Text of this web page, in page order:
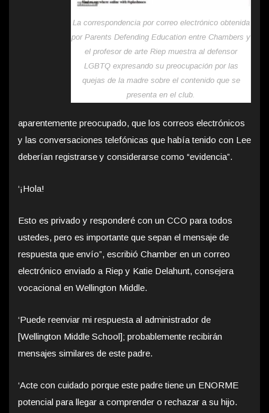
La correspondencia por correo electrónico obtenida
por Parents Defending Education entre Chambers y
el profesor de arte Riep muestra al defensor
LGBTQ expresando su preocupación por las
quejas de la madre sobre el contenido que se
presenta en el club.
aparentemente preocupado, que los correos electrónicos
y las conversaciones telefónicas que había tenido con Lee
deberían registrarse y considerarse como “evidencia”.
‘¡Hola!
Esto es privado y responderé con un CCO para todos
ustedes, pero es importante que sepan el mensaje de
respuesta que envío”, escribió Chamber en un correo
electrónico enviado a Riep y Katie Delahunt, consejera
vocacional en Wellington Middle.
‘Puede reenviar mi respuesta al administrador de
[Wellington Middle School]; probablemente recibirán
mensajes similares de este padre.
‘Acte con cuidado porque este padre tiene un ENORME
potencial para llegar a comprender o rechazar a su hijo.